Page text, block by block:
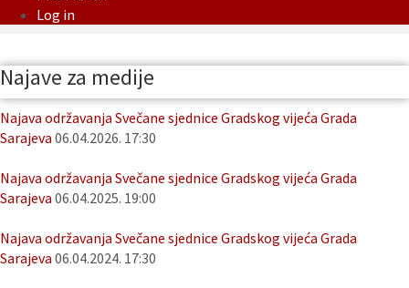
Log in
Najave za medije
Najava održavanja Svečane sjednice Gradskog vijeća Grada
Sarajeva 06.04.2026. 17:30
Najava održavanja Svečane sjednice Gradskog vijeća Grada
Sarajeva 06.04.2025. 19:00
Najava održavanja Svečane sjednice Gradskog vijeća Grada
Sarajeva 06.04.2024. 17:30